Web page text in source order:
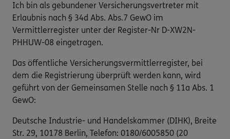
Ich bin als gebundener Versicherungsvertreter mit
Erlaubnis nach § 34d Abs. Abs.7 GewO im
Vermittlerregister unter der Register-Nr D-XW2N-
PHHUW-08 eingetragen.
Das öffentliche Versicherungsvermittlerregister, bei
dem die Registrierung überprüft werden kann, wird
geführt von der Gemeinsamen Stelle nach § 11a Abs. 1
GewO:
Deutsche Industrie- und Handelskammer (DIHK), Breite
Str. 29, 10178 Berlin, Telefon: 0180/6005850 (20